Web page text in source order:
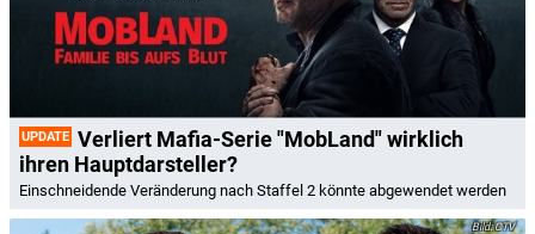
UPDATE Verliert Mafia-Serie "MobLand" wirklich
ihren Hauptdarsteller?
Einschneidende Veränderung nach Staffel 2 könnte abgewendet werden
CTV